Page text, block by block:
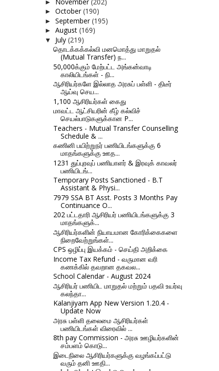
►
► October(190)
► September(195)
► August (169)
▼ July (219)
தொடக்கக்கல்வி மனமொத்து மாறுதல்
(Mutual Transfer) ந...
50,000க்கும் மேற்பட்ட அங்கன்வாடி
காலியிடங்கள் - நி...
ஆசிரியர்களே இல்லாத அரசுப் பள்ளி - திடீர்
ஆய்வு செய...
1,100 ஆசிரியர்கள் கைது
மாவட்ட ஆட்சியரின் கீழ் கல்விச்
செயல்பாடுகளுக்கான P...
Teachers - Mutual Transfer Counselling
Schedule & ...
கணினி பயிற்றுநர் பணியிடங்களுக்கு 6
மாதங்களுக்கு ஊத...
1231 துப்புரவுப் பணியாளர் & இரவுக் காவலர்
பணியிடங்...
Temporary Posts Sanctioned - B.T
Assistant & Physi...
7979 SSA BT Asst. Posts 3 Months Pay
Continuance O...
202 பட்டதாரி ஆசிரியர் பணியிடங்களுக்கு 3
மாதங்களுக்...
ஆசிரியர்களின் நியாயமான கோரிக்கைகளை
நிறைவேற்றுங்கள்...
CPS ஒழிப்பு இயக்கம் - செய்தி அறிக்கை
Income Tax Refund - வருமான வரி
கணக்கில் தவறான தகவல...
School Calendar - August 2024
ஆசிரியர் பணியிட மாறுதல் மற்றும் பதவி உயர்வு
கலந்தா...
Kalanjiyam App New Version 1.20.4 -
Update Now
அரசு பள்ளி தலைமை ஆசிரியர்கள்
பணியிடங்கள் விரைவில் ...
8th pay Commission - அரசு ஊழியர்களின்
சம்பளம் கொடு...
இடைநிலை ஆசிரியர்களுக்கு வழங்கப்பட்டு
வரும் தனி ஊதி...